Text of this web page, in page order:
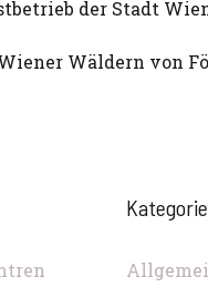
der Stadt
Wäldern von